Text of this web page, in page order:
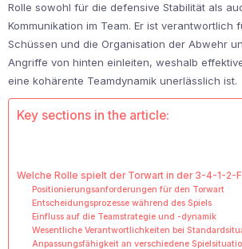
Rolle sowohl für die defensive Stabilität als
Kommunikation im Team. Er ist verantwortlich
Schüssen und die Organisation der Abwehr
Angriffe von hinten einleiten, weshalb
eine kohärente Teamdynamik unerlässlich ist.
Key sections in the article:
Welche Rolle spielt der Torwart in der 3-4-1-2-
Positionierungsanforderungen für den Torwart
Entscheidungsprozesse während des Spiels
Einfluss auf die Teamstrategie und -dynamik
Wesentliche Verantwortlichkeiten bei
Anpassungsfähigkeit an verschiedene